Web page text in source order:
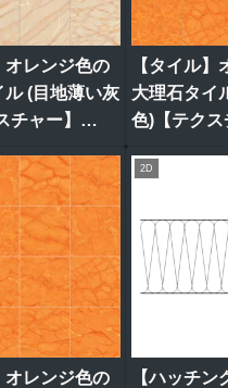
オレンジ色の
ル (目地薄い灰
チャー】
【タイル】
大理石タイ
色)【テクス
オレンジ色の
2D
【ハッチン